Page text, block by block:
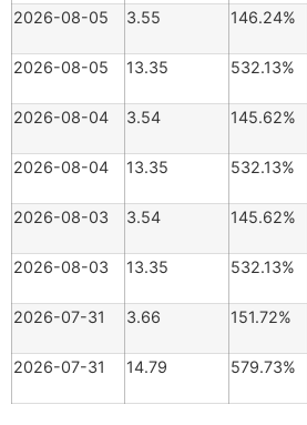
2026-08-05
3.55 146.24%
2026-08-05
13.35 532.13%
2026-08-04
3.54 145.62%
2026-08-04
13.35 532.13%
2026-08-03
3.54 145.62%
2026-08-03
13.35 532.13%
2026-07-31
3.66 151.72%
2026-07-31
14.79 579.73%